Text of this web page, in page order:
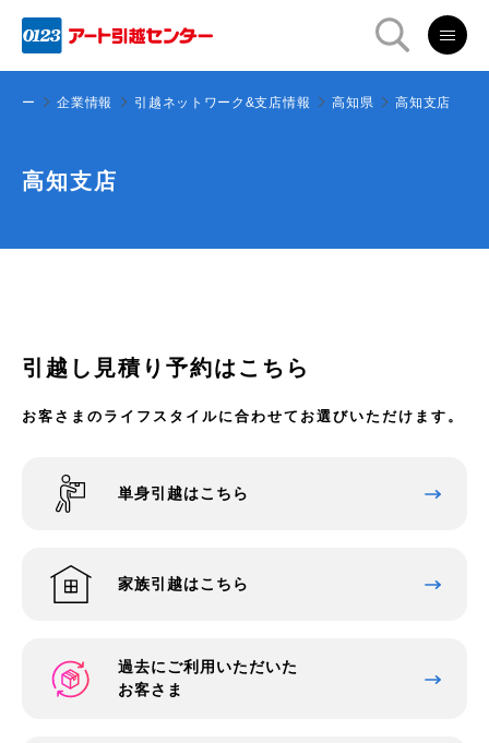
ター 企業情報 引越ネットワーク&支店情報 高知県 高知支店
高知支店
引越し見積り予約はこちら
お客さまのライフスタイルに合わせてお選びいただけます。
単身引越はこちら
家族引越はこちら
過去にご利用いただいた
お客さま